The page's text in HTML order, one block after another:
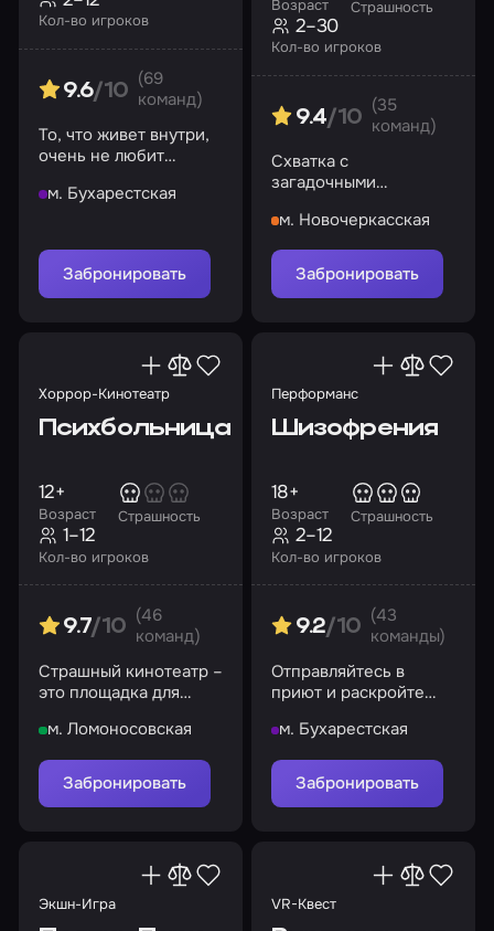
Кол-во игроков
9.6/10
(69
команд)
То, что живет внутри,
очень не любит
м. Бухарестская
Забронировать
Возраст Страшность
Кол-во игроков
2–30
9.4/10
(35
команд)
Схватка с
загадочными
пещере
м. Новочеркасская
Забронировать
Хоррор-Кинотеатр
Психбольница
Возраст
12+
Страшность
Кол-во игроков
1–12
9.7/10
(46
команд)
Страшный кинотеатр –
это площадка для
фильмов
м. Ломоносовская
Забронировать
Перформанс
Шизофрения
Возраст
18+
Страшность
Кол-во игроков
2–12
9.2/10
(43
команды)
Отправляйтесь в
приют и раскройте
м. Бухарестская
Забронировать
Экшн-Игра VR-Квест